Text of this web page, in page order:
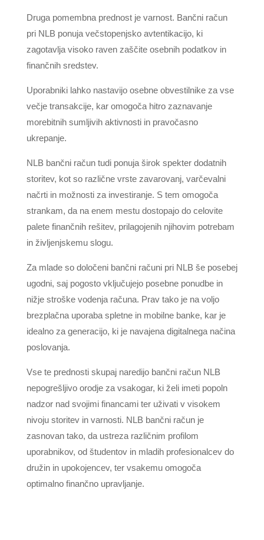
Druga pomembna prednost je varnost. Bančni račun
pri NLB ponuja večstopenjsko avtentikacijo, ki
zagotavlja visoko raven zaščite osebnih podatkov in
finančnih sredstev.
Uporabniki lahko nastavijo osebne obvestilnike za vse
večje transakcije, kar omogoča hitro zaznavanje
morebitnih sumljivih aktivnosti in pravočasno
ukrepanje.
NLB bančni račun tudi ponuja širok spekter dodatnih
storitev, kot so različne vrste zavarovanj, varčevalni
načrti in možnosti za investiranje. S tem omogoča
strankam, da na enem mestu dostopajo do celovite
palete finančnih rešitev, prilagojenih njihovim potrebam
in življenjskemu slogu.
Za mlade so določeni bančni računi pri NLB še posebej
ugodni, saj pogosto vključujejo posebne ponudbe in
nižje stroške vodenja računa. Prav tako je na voljo
brezplačna uporaba spletne in mobilne banke, kar je
idealno za generacijo, ki je navajena digitalnega načina
poslovanja.
Vse te prednosti skupaj naredijo bančni račun NLB
nepogrešljivo orodje za vsakogar, ki želi imeti popoln
nadzor nad svojimi financami ter uživati v visokem
nivoju storitev in varnosti. NLB bančni račun je
zasnovan tako, da ustreza različnim profilom
uporabnikov, od študentov in mladih profesionalcev do
družin in upokojencev, ter vsakemu omogoča
optimalno finančno upravljanje.